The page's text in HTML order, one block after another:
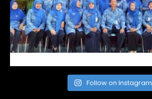
Follow on Instagram